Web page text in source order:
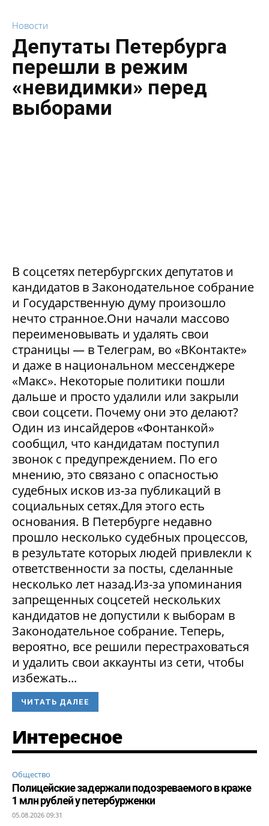
Новости
Депутаты Петербурга
перешли в режим
«невидимки» перед
выборами
В соцсетях петербургских депутатов и
кандидатов в Законодательное собрание
и Государственную думу произошло
нечто странное.Они начали массово
переименовывать и удалять свои
страницы — в Телеграм, во «ВКонтакте»
и даже в национальном мессенджере
«Макс». Некоторые политики пошли
дальше и просто удалили или закрыли
свои соцсети. Почему они это делают?
Один из инсайдеров «Фонтанкой»
сообщил, что кандидатам поступил
звонок с предупреждением. По его
мнению, это связано с опасностью
судебных исков из-за публикаций в
социальных сетях.Для этого есть
основания. В Петербурге недавно
прошло несколько судебных процессов,
в результате которых людей привлекли к
ответственности за посты, сделанные
несколько лет назад.Из-за упоминания
запрещенных соцсетей нескольких
кандидатов не допустили к выборам в
Законодательное собрание. Теперь,
вероятно, все решили перестраховаться
и удалить свои аккаунты из сети, чтобы
избежать...
ЧИТАТЬ ДАЛЕЕ
Интересное
Общество
Полицейские задержали подозреваемого в краже
1 млн рублей у петербурженки
05.08.2026 09:31